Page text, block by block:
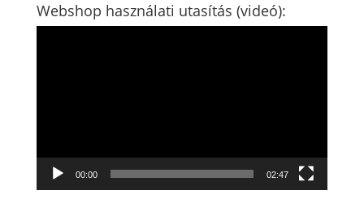
Webshop használati utasítás (videó):
00:00 02:47